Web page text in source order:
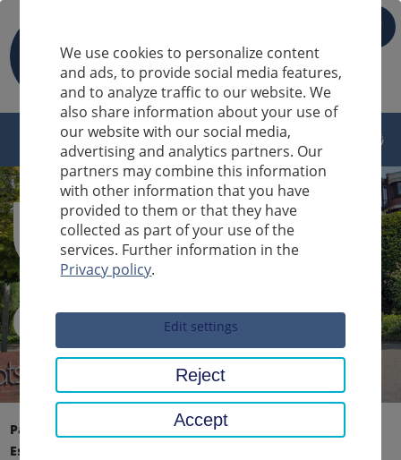
Sucheingabe
Pagina iniziale
Affari sociali, giovani, famiglia
Esperienza in materia di disabilità e psichiatria
We use cookies to personalize content
and ads, to provide social media features,
and to analyze traffic to our website. We
also share information about your use of
our website with our social media,
advertising and analytics partners. Our
partners may combine this information
with other information that you have
provided to them or that they have
collected as part of your use of the
services. Further information in the
Privacy policy.
Edit settings
Reject
Accept